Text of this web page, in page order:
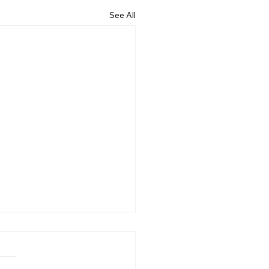
See All
성도 단기 선교 7월 24일